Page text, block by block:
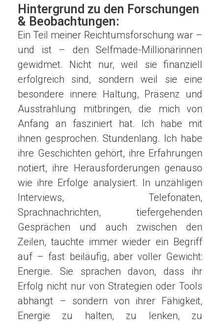
Hintergrund zu den Forschungen
& Beobachtungen:
Ein Teil meiner Reichtumsforschung war –
und ist – den Selfmade-Millionärinnen
gewidmet. Nicht nur, weil sie finanziell
erfolgreich sind, sondern weil sie eine
besondere innere Haltung, Präsenz und
Ausstrahlung mitbringen, die mich von
Anfang an fasziniert hat. Ich habe mit
ihnen gesprochen. Stundenlang. Ich habe
ihre Geschichten gehört, ihre Erfahrungen
notiert, ihre Herausforderungen genauso
wie ihre Erfolge analysiert. In unzähligen
Interviews, Telefonaten,
Sprachnachrichten, tiefergehenden
Gesprächen und auch zwischen den
Zeilen, tauchte immer wieder ein Begriff
auf – fast beiläufig, aber voller Gewicht:
Energie. Sie sprachen davon, dass ihr
Erfolg nicht nur von Strategien oder Tools
abhängt – sondern von ihrer Fähigkeit,
Energie zu halten, zu lenken, zu